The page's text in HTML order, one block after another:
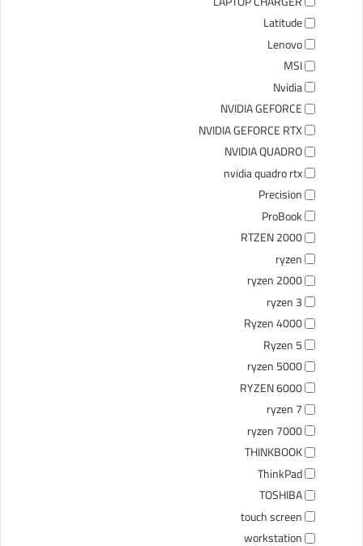
Latitude
Lenovo
MSI
Nvidia
NVIDIA GEFORCE
NVIDIA GEFORCE RTX
NVIDIA QUADRO
nvidia quadro rtx
Precision
ProBook
RTZEN 2000
ryzen
ryzen 2000
ryzen 3
Ryzen 4000
Ryzen 5
ryzen 5000
RYZEN 6000
ryzen 7
ryzen 7000
THINKBOOK
ThinkPad
TOSHIBA
touch screen
workstation